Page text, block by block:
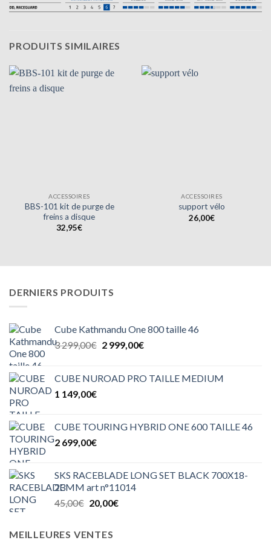
PRODUITS SIMILAIRES
ACCESSOIRES
BBS-101 kit de purge de
freins a disque
32,95€
ACCESSOIRES
support vélo
26,00€
DERNIERS PRODUITS
Cube Kathmandu One 800 taille 46
3 299,00€ Le
était :
2 999,00€Le
est :
CUBE NUROAD PRO TAILLE MEDIUM
1 149,00€
CUBE TOURING HYBRID ONE 600 TAILLE 46
2 699,00€
SKS RACEBLADE LONG SET BLACK 700X18-
23MM art n°11014
45,00€ Le
était :
20,00€Le
MEILLEURES VENTES